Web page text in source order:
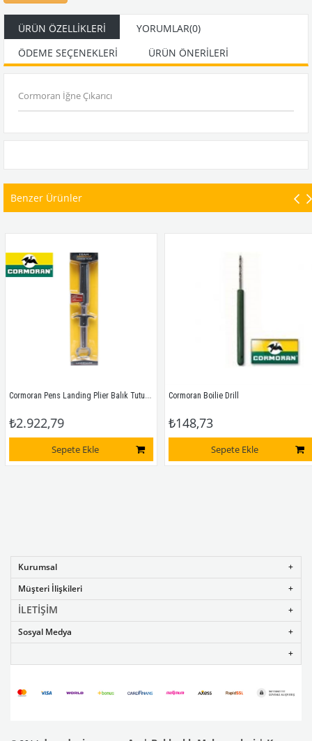
ÜRÜN ÖZELLIKLERI YORUMLAR(0)
ÖDEME SEÇENEKLERI
ÜRÜN ÖNERILERI
Cormoran İğne Çıkarıcı
Benzer Ürünler
Cormoran Pens Landing Plier Balık Tutucu Gripper
₺2.922,79
Sepete Ekle
Cormoran Boilie Drill
₺148,73
Sepete Ekle
Kurumsal
Müşteri İlişkileri
İLETİŞİM
Sosyal Medya